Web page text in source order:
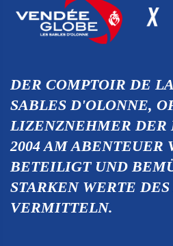
DER COMPTOIR DE
SABLES D'OLONNE,
LIZENZNEHMER DER
2004 AM ABENTEUER
BETEILIGT UND
STARKEN WERTE
VERMITTELN.